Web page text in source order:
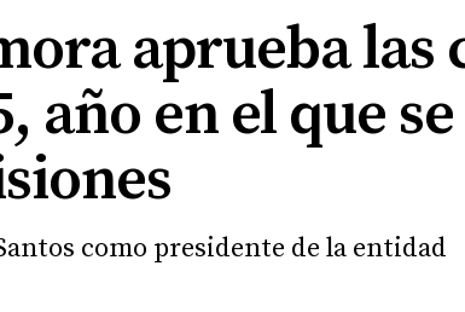
aprueba las
año en el que
como presidente de la entidad